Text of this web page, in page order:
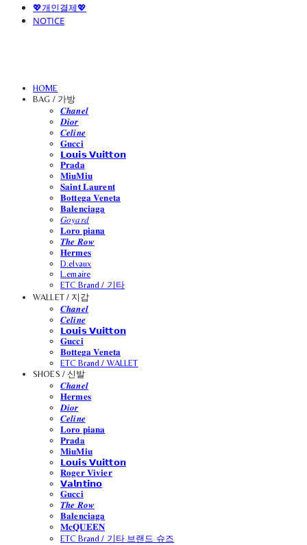
💖개인결제💖
NOTICE
HOME
BAG / 가방
𝑪𝒉𝒂𝒏𝒆𝒍
𝑫𝒊𝒐𝒓
𝑪𝒆𝒍𝒊𝒏𝒆
𝐆𝐮𝐜𝐜𝐢
𝗟𝗼𝘂𝗶𝘀 𝗩𝘂𝗶𝘁𝘁𝗼𝗻
𝐏𝐫𝐚𝐝𝐚
𝐌𝐢𝐮𝐌𝐢𝐮
𝐒𝐚𝐢𝐧𝐭 𝐋𝐚𝐮𝐫𝐞𝐧𝐭
𝐁𝐨𝐭𝐭𝐞𝐠𝐚 𝐕𝐞𝐧𝐞𝐭𝐚
𝐁𝐚𝐥𝐞𝐧𝐜𝐢𝐚𝐠𝐚
𝐺𝑜𝑦𝑎𝑟𝑑
𝐋𝐨𝐫𝐨 𝐩𝐢𝐚𝐧𝐚
𝑻𝒉𝒆 𝑹𝒐𝒘
𝐇𝐞𝐫𝐦𝐞𝐬
D.elvaux
L.emaire
ETC Brand / 기타
WALLET / 지갑
𝑪𝒉𝒂𝒏𝒆𝒍
𝑪𝒆𝒍𝒊𝒏𝒆
𝗟𝗼𝘂𝗶𝘀 𝗩𝘂𝗶𝘁𝘁𝗼𝗻
𝐆𝐮𝐜𝐜𝐢
𝐁𝐨𝐭𝐭𝐞𝐠𝐚 𝐕𝐞𝐧𝐞𝐭𝐚
ETC Brand / WALLET
SHOES / 신발
𝑪𝒉𝒂𝒏𝒆𝒍
𝐇𝐞𝐫𝐦𝐞𝐬
𝑫𝒊𝒐𝒓
𝑪𝒆𝒍𝒊𝒏𝒆
𝐋𝐨𝐫𝐨 𝐩𝐢𝐚𝐧𝐚
𝐏𝐫𝐚𝐝𝐚
𝐌𝐢𝐮𝐌𝐢𝐮
𝗟𝗼𝘂𝗶𝘀 𝗩𝘂𝗶𝘁𝘁𝗼𝗻
𝐑𝐨𝐠𝐞𝐫 𝐕𝐢𝐯𝐢𝐞𝐫
𝗩𝗮𝗹𝗻𝘁𝗶𝗻𝗼
𝐆𝐮𝐜𝐜𝐢
𝑻𝒉𝒆 𝑹𝒐𝒘
𝐁𝐚𝐥𝐞𝐧𝐜𝐢𝐚𝐠𝐚
𝐌𝐜𝐐𝐔𝐄𝐄𝐍
ETC Brand / 기타 브랜드 슈즈